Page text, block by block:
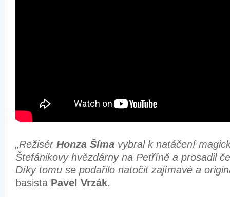
„Režisér Honza Šíma vybral k natáčení
Štefánikovy hvězdárny na Petříně a prosadil
Díky tomu se podařilo natočit zajímavé a
basista Pavel Vrzák.